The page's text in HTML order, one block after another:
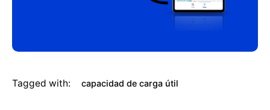
Tagged with: capacidad de carga útil